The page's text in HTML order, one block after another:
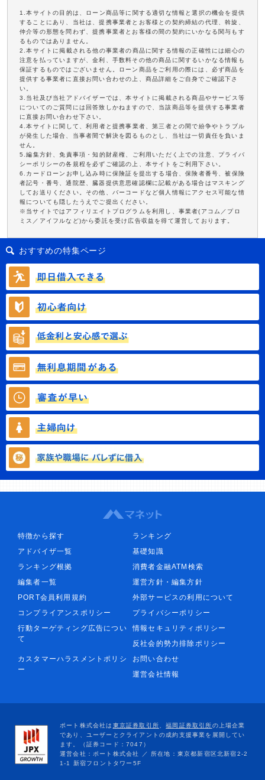
1.本サイトの目的は、ローン商品等に関する適切な情報と選択の機会を提供
することにあり、当社は、提携事業者とお客様との契約締結の代理、斡旋、
仲介等の形態を問わず、提携事業者とお客様の間の契約にいかなる関与もす
るものではありません。
2.本サイトに掲載される他の事業者の商品に関する情報の正確性には細心の
注意を払っていますが、金利、手数料その他の商品に関するいかなる情報も
保証するものではございません。ローン商品をご利用の際には、必ず商品を
提供する事業者に直接お問い合わせの上、商品詳細をご自身でご確認下さ
い。
3.当社及び当社アドバイザーでは、本サイトに掲載される商品やサービス等
についてのご質問には回答致しかねますので、当該商品等を提供する事業者
に直接お問い合わせ下さい。
4.本サイトに関して、利用者と提携事業者、第三者との間で紛争やトラブル
が発生した場合、当事者間で解決を図るものとし、当社は一切責任を負いま
せん。
5.編集方針、免責事項・知的財産権、ご利用いただく上での注意、プライバ
シーポリシーの各規程を必ずご確認の上、本サイトをご利用下さい。
6.カードローンお申し込み時に保険証を提出する場合、保険者番号、被保険
者記号・番号、通院歴、臓器提供意思確認欄に記載がある場合はマスキング
してお送りください。その他、バーコードなど個人情報にアクセス可能な情
報についても隠したうえでご提出ください。
※当サイトではアフィリエイトプログラムを利用し、事業者(アコム／プロ
ミス／アイフルなど)から委託を受け広告収益を得て運営しております。
おすすめの特集ページ
特徴から探す
ランキング
アドバイザ一覧
基礎知識
ランキング根拠
消費者金融ATM検索
編集者一覧
運営方針・編集方針
PORT会員利用規約
外部サービスの利用について
コンプライアンスポリシー
プライバシーポリシー
行動ターゲティング広告につい
て
情報セキュリティポリシー
反社会的勢力排除ポリシー
カスタマーハラスメントポリシ
ー
お問い合わせ
運営会社情報